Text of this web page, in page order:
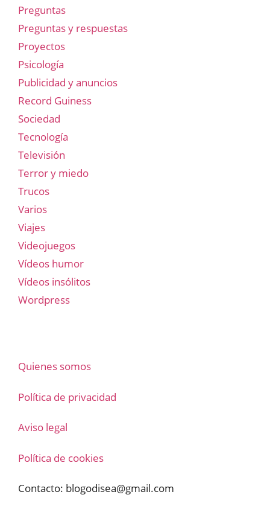
Preguntas
Preguntas y respuestas
Proyectos
Psicología
Publicidad y anuncios
Record Guiness
Sociedad
Tecnología
Televisión
Terror y miedo
Trucos
Varios
Viajes
Videojuegos
Vídeos humor
Vídeos insólitos
Wordpress
Quienes somos
Política de privacidad
Aviso legal
Política de cookies
Contacto: blogodisea@gmail.com